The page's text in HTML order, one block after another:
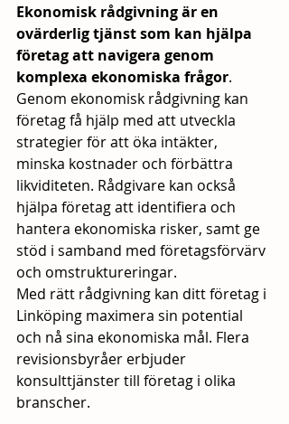
Ekonomisk rådgivning är en
ovärderlig tjänst som kan hjälpa
företag att navigera genom
komplexa ekonomiska frågor.
Genom ekonomisk rådgivning kan
företag få hjälp med att utveckla
strategier för att öka intäkter,
minska kostnader och förbättra
likviditeten. Rådgivare kan också
hjälpa företag att identifiera och
hantera ekonomiska risker, samt ge
stöd i samband med företagsförvärv
och omstruktureringar.
Med rätt rådgivning kan ditt företag i
Linköping maximera sin potential
och nå sina ekonomiska mål. Flera
revisionsbyråer erbjuder
konsulttjänster till företag i olika
branscher.